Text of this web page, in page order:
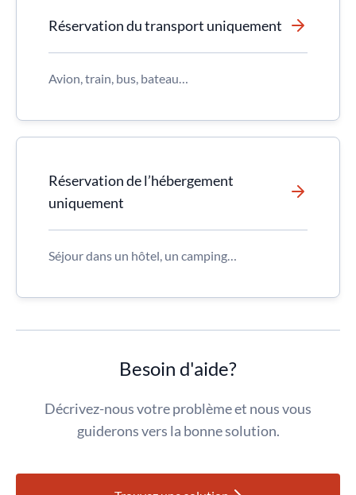
Réservation du transport uniquement
Avion, train, bus, bateau…
Réservation de l’hébergement
uniquement
Séjour dans un hôtel, un camping…
Besoin d'aide?
Décrivez-nous votre problème et nous vous
guiderons vers la bonne solution.